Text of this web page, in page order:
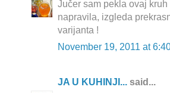
Jučer sam pekla ovaj
napravila, izgleda
varijanta !
November 19, 2011 at
JA U KUHINJI... said...